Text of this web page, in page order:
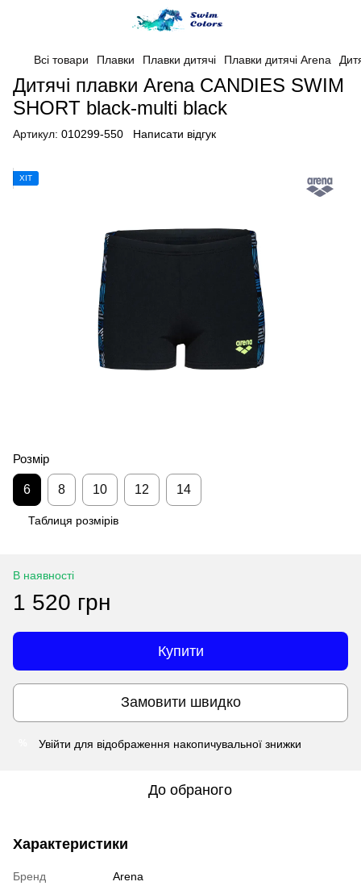
Всі товари Плавки Плавки дитячі Плавки дитячі Arena
Дитячі плавки Arena CANDIES SWIM
SHORT black-multi black
Артикул: 010299-550 Написати відгук
ХІТ
Розмір
6 8 10 12 14
Таблиця розмірів
В наявності
1 520 грн
Купити
Замовити швидко
Увійти для відображення накопичувальної знижки
До обраного
Характеристики
Бренд
Arena